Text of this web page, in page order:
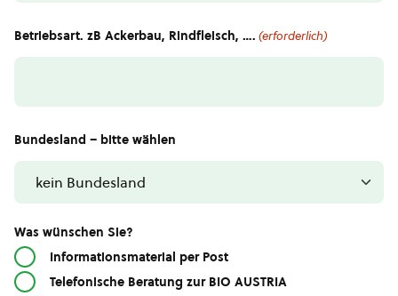
Betriebsart. zB Ackerbau, Rindfleisch, …. (erforderlich)
Bundesland – bitte wählen
Was wünschen Sie?
Informationsmaterial per Post
Telefonische Beratung zur BIO AUSTRIA